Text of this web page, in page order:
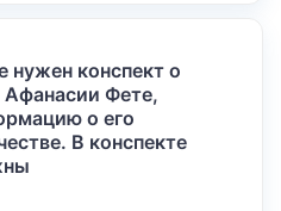
нужен конспект о
Фете,
о его
В конспекте